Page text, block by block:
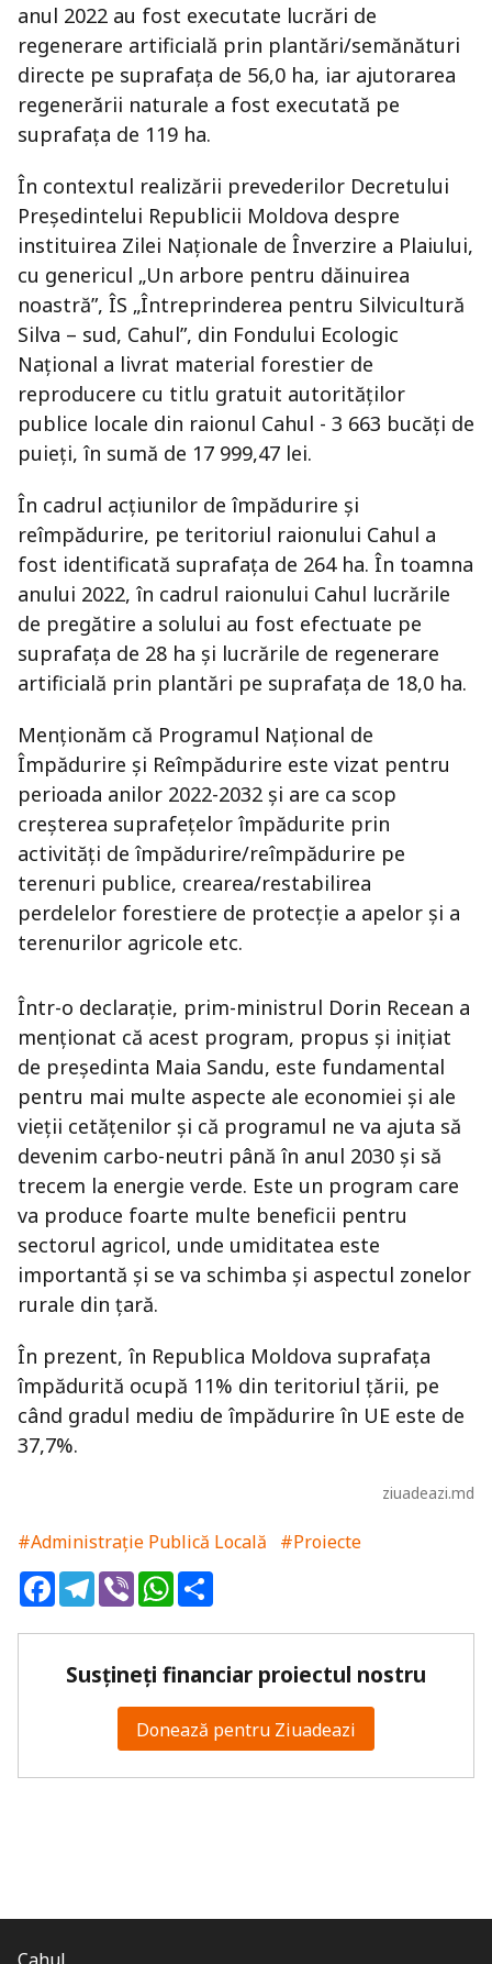
anul 2022 au fost executate lucrări de
regenerare artificială prin plantări/semănături
directe pe suprafața de 56,0 ha, iar ajutorarea
regenerării naturale a fost executată pe
suprafața de 119 ha.
În contextul realizării prevederilor Decretului
Președintelui Republicii Moldova despre
instituirea Zilei Naționale de Înverzire a Plaiului,
cu genericul „Un arbore pentru dăinuirea
noastră”, ÎS „Întreprinderea pentru Silvicultură
Silva – sud, Cahul”, din Fondului Ecologic
Național a livrat material forestier de
reproducere cu titlu gratuit autorităților
publice locale din raionul Cahul - 3 663 bucăți de
puieți, în sumă de 17 999,47 lei.
În cadrul acțiunilor de împădurire și
reîmpădurire, pe teritoriul raionului Cahul a
fost identificată suprafața de 264 ha. În toamna
anului 2022, în cadrul raionului Cahul lucrările
de pregătire a solului au fost efectuate pe
suprafața de 28 ha și lucrările de regenerare
artificială prin plantări pe suprafața de 18,0 ha.
Menționăm că Programul Național de
Împădurire și Reîmpădurire este vizat pentru
perioada anilor 2022-2032 și are ca scop
creșterea suprafețelor împădurite prin
activități de împădurire/reîmpădurire pe
terenuri publice, crearea/restabilirea
perdelelor forestiere de protecție a apelor și a
terenurilor agricole etc.
Într-o declarație, prim-ministrul Dorin Recean a
menționat că acest program, propus și inițiat
de președinta Maia Sandu, este fundamental
pentru mai multe aspecte ale economiei și ale
vieții cetățenilor și că programul ne va ajuta să
devenim carbo-neutri până în anul 2030 și să
trecem la energie verde. Este un program care
va produce foarte multe beneficii pentru
sectorul agricol, unde umiditatea este
importantă și se va schimba și aspectul zonelor
rurale din țară.
În prezent, în Republica Moldova suprafața
împădurită ocupă 11% din teritoriul țării, pe
când gradul mediu de împădurire în UE este de
37,7%.
ziuadeazi.md
#Administrație Publică Locală
#Proiecte
FacebookTelegram
ViberWhatsApp
Susțineți financiar proiectul nostru
Donează pentru Ziuadeazi